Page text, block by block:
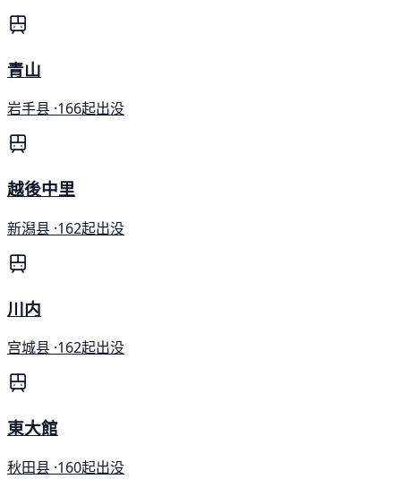
青山
岩手县 ·166起出没
越後中里
新潟县 ·162起出没
川内
宫城县 ·162起出没
東大館
秋田县 ·160起出没